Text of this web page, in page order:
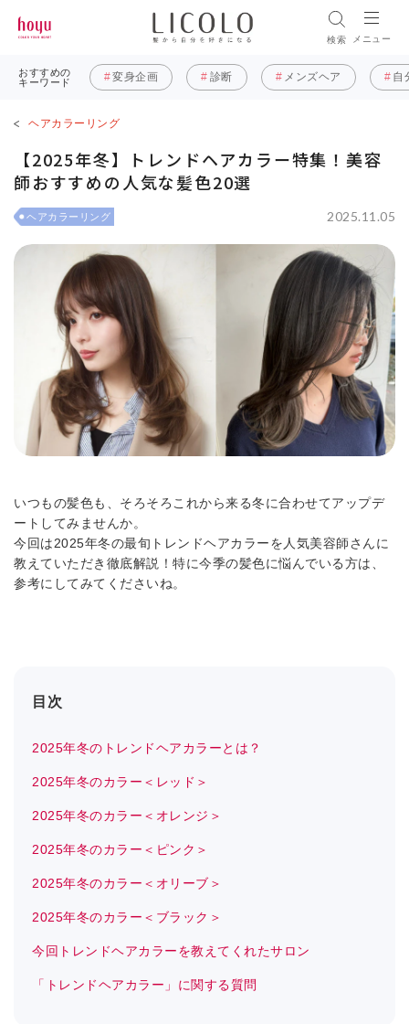
検索 メニュー
おすすめの
キーワード
変身企画 診断 メンズヘア 自
ヘアカラーリング
【2025年冬】トレンドヘアカラー特集！美容
師おすすめの人気な髪色20選
2025.11.05
ヘアカラーリング
いつもの髪色も、そろそろこれから来る冬に合わせてアップデ
ートしてみませんか。
今回は2025年冬の最旬トレンドヘアカラーを人気美容師さんに
教えていただき徹底解説！特に今季の髪色に悩んでいる方は、
参考にしてみてくださいね。
目次
2025年冬のトレンドヘアカラーとは？
2025年冬のカラー＜レッド＞
2025年冬のカラー＜オレンジ＞
2025年冬のカラー＜ピンク＞
2025年冬のカラー＜オリーブ＞
2025年冬のカラー＜ブラック＞
今回トレンドヘアカラーを教えてくれたサロン
「トレンドヘアカラー」に関する質問